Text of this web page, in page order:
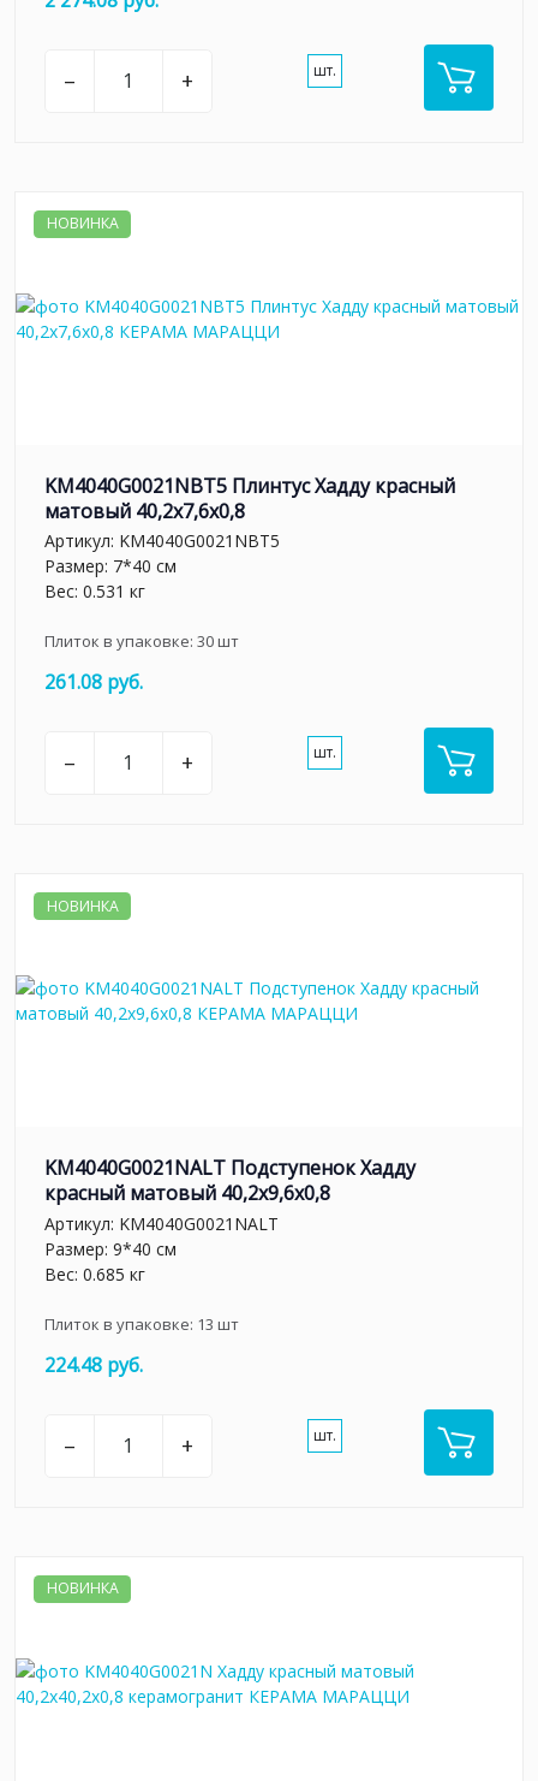
– + шт.
НОВИНКА
KM4040G0021NBT5 Плинтус Хадду красный
матовый 40,2x7,6x0,8
Артикул: KM4040G0021NBT5
Размер: 7*40 см
Вес: 0.531 кг
Плиток в упаковке: 30шт
261.08 руб.
– + шт.
НОВИНКА
KM4040G0021NALT Подступенок Хадду
красный матовый 40,2x9,6x0,8
Артикул: KM4040G0021NALT
Размер: 9*40 см
Вес: 0.685 кг
Плиток в упаковке: 13 шт
224.48 руб.
– + шт.
НОВИНКА